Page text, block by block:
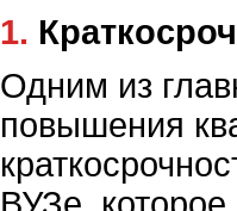
1.
Одним из
повышения